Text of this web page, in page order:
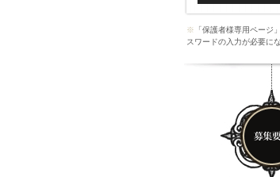
※ 「保護者様専用ページ
スワードの入力が必要に